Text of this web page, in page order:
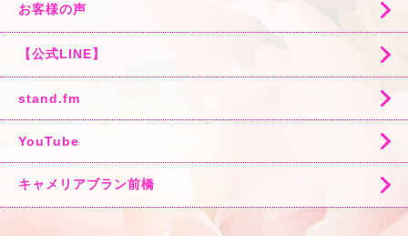
お客様の声
【公式LINE】
stand.fm
YouTube
キャメリアブラン前橋